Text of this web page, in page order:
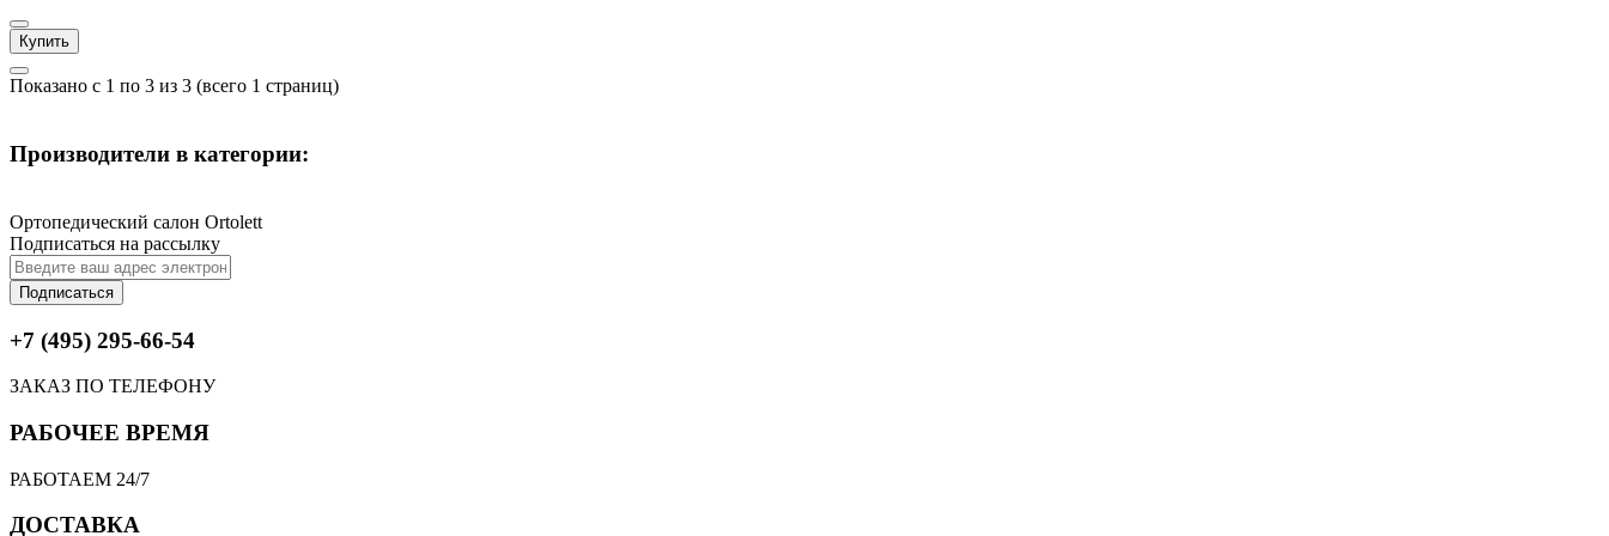
Купить
Показано с 1 по 3 из 3 (всего 1 страниц)
Производители в категории:
Ортопедический салон Ortolett
Подписаться на рассылку
Подписаться
+7 (495) 295-66-54
ЗАКАЗ ПО ТЕЛЕФОНУ
РАБОЧЕЕ ВРЕМЯ
РАБОТАЕМ 24/7
ДОСТАВКА